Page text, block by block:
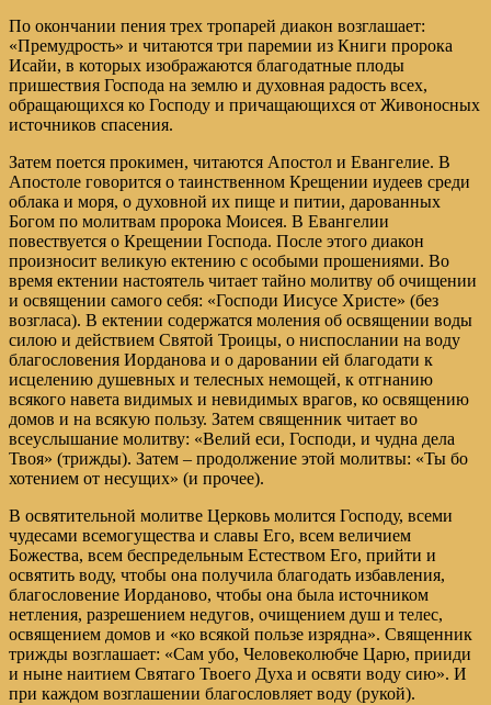
По окончании пения трех тропарей диакон возглашает:
«Премудрость» и читаются три паремии из Книги пророка
Исайи, в которых изображаются благодатные плоды
пришествия Господа на землю и духовная радость всех,
обращающихся ко Господу и причащающихся от Живоносных
источников спасения.
Затем поется прокимен, читаются Апостол и Евангелие. В
Апостоле говорится о таинственном Крещении иудеев среди
облака и моря, о духовной их пище и питии, дарованных
Богом по молитвам пророка Моисея. В Евангелии
повествуется о Крещении Господа. После этого диакон
произносит великую ектению с особыми прошениями. Во
время ектении настоятель читает тайно молитву об очищении
и освящении самого себя: «Господи Иисусе Христе» (без
возгласа). В ектении содержатся моления об освящении воды
силою и действием Святой Троицы, о ниспослании на воду
благословения Иорданова и о даровании ей благодати к
исцелению душевных и телесных немощей, к отгнанию
всякого навета видимых и невидимых врагов, ко освящению
домов и на всякую пользу. Затем священник читает во
всеуслышание молитву: «Велий еси, Господи, и чудна дела
Твоя» (трижды). Затем – продолжение этой молитвы: «Ты бо
хотением от несущих» (и прочее).
В освятительной молитве Церковь молится Господу, всеми
чудесами всемогущества и славы Его, всем величием
Божества, всем беспредельным Естеством Его, прийти и
освятить воду, чтобы она получила благодать избавления,
благословение Иорданово, чтобы она была источником
нетления, разрешением недугов, очищением душ и телес,
освящением домов и «ко всякой пользе изрядна». Священник
трижды возглашает: «Сам убо, Человеколюбче Царю, прииди
и ныне наитием Святаго Твоего Духа и освяти воду сию». И
при каждом возглашении благословляет воду (рукой).